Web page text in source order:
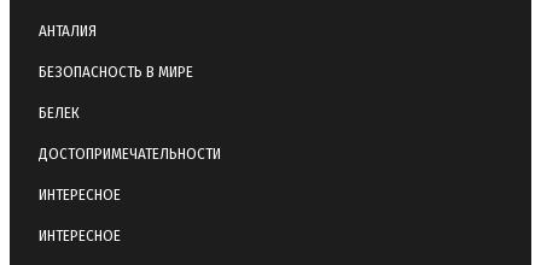
АНТАЛИЯ
БЕЗОПАСНОСТЬ В МИРЕ
БЕЛЕК
ДОСТОПРИМЕЧАТЕЛЬНОСТИ
ИНТЕРЕСНОЕ
ИНТЕРЕСНОЕ